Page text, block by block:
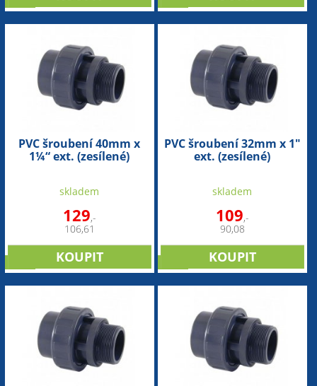
PVC šroubení 40mm x
1¼“ ext. (zesílené)
skladem
129,-
106,61
PVC šroubení 32mm x 1"
ext. (zesílené)
skladem
109,-
90,08